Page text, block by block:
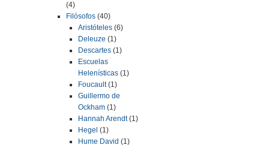
(4)
Filósofos (40)
Aristóteles (6)
Deleuze (1)
Descartes (1)
Escuelas
Helenísticas (1)
Foucault(1)
Guillermo de
Ockham (1)
Hannah Arendt(1)
Hegel (1)
Hume David (1)